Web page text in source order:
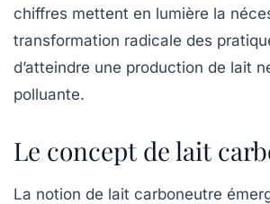
chiffres mettent en lumière la
transformation radicale des
d’atteindre une production de lait
polluante.
Le concept de lait
La notion de lait carboneutre